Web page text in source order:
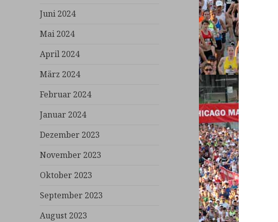
Juni 2024
Mai 2024
April 2024
März 2024
Februar 2024
Januar 2024
Dezember 2023
November 2023
Oktober 2023
September 2023
August 2023